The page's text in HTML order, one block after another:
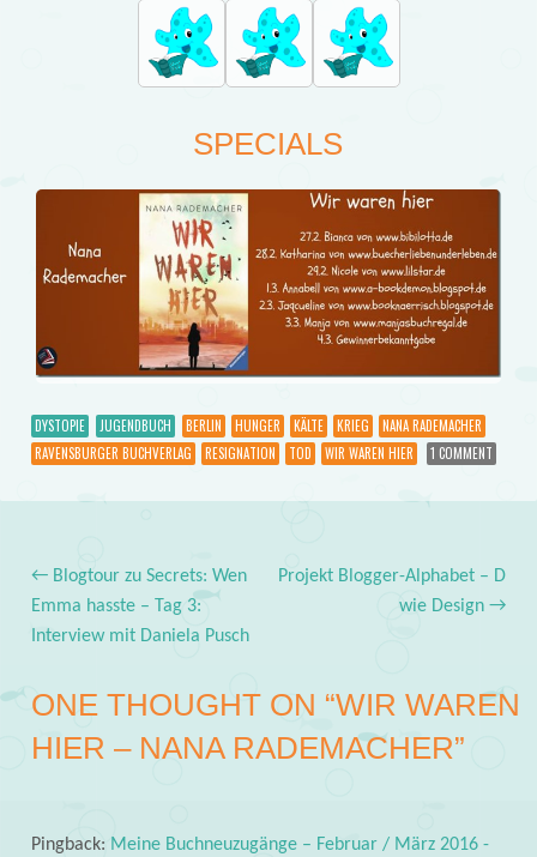
SPECIALS
DYSTOPIE JUGENDBUCH BERLIN HUNGER KÄLTE KRIEG
NANA RADEMACHER
RAVENSBURGER BUCHVERLAG
RESIGNATION TOD WIR WAREN HIER 1 COMMENT
Post navigation
←Blogtour zu Secrets: Wen
Emma hasste – Tag 3:
Interview mit Daniela Pusch
Projekt Blogger-Alphabet – D
wie Design→
ONE THOUGHT ON “WIR WAREN
HIER – NANA RADEMACHER”
Pingback: Meine Buchneuzugänge – Februar / März 2016 -